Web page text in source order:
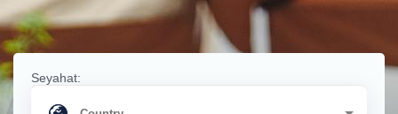
Seyahat: